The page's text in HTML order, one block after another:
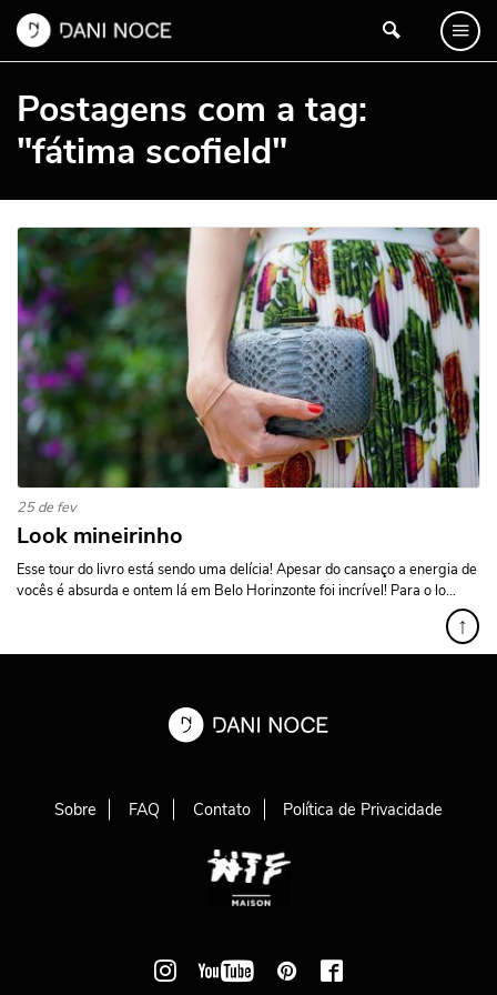
Postagens com a tag:
"fátima scofield"
25 de fev
Look mineirinho
Esse tour do livro está sendo uma delícia! Apesar do cansaço a energia de
vocês é absurda e ontem lá em Belo Horinzonte foi incrível! Para o lo...
↑
Sobre FAQ Contato Política de Privacidade